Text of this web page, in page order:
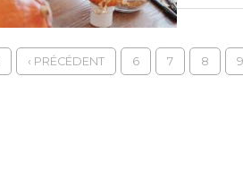
‹ PRÉCÉDENT 6 7 8 9